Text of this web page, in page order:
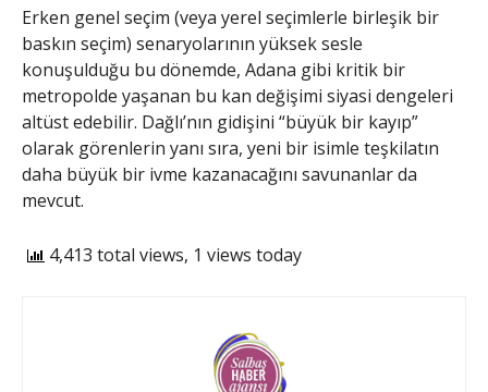
​Erken genel seçim (veya yerel seçimlerle birleşik bir
baskın seçim) senaryolarının yüksek sesle
konuşulduğu bu dönemde, Adana gibi kritik bir
metropolde yaşanan bu kan değişimi siyasi dengeleri
altüst edebilir. Dağlı’nın gidişini “büyük bir kayıp”
olarak görenlerin yanı sıra, yeni bir isimle teşkilatın
daha büyük bir ivme kazanacağını savunanlar da
mevcut.
4,413 total views, 1 views today